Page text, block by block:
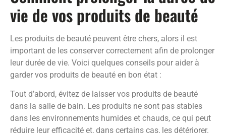
vie de vos produits de beauté
Les produits de beauté peuvent être chers, alors il est
important de les conserver correctement afin de prolonger
leur durée de vie. Voici quelques conseils pour aider à
garder vos produits de beauté en bon état :
Tout d’abord, évitez de laisser vos produits de beauté
dans la salle de bain. Les produits ne sont pas stables
dans les environnements humides et chauds, ce qui peut
réduire leur efficacité et, dans certains cas, les détériorer.